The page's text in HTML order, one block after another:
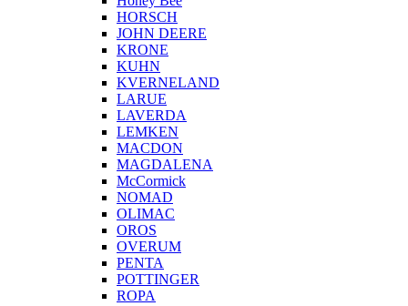
HORSCH
JOHN DEERE
KRONE
KUHN
KVERNELAND
LARUE
LAVERDA
LEMKEN
MACDON
MAGDALENA
McCormick
NOMAD
OLIMAC
OROS
OVERUM
PENTA
POTTINGER
ROPA